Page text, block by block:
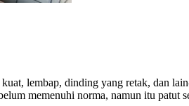
lembap, dinding yang retak, dan
memenuhi norma, namun itu patut